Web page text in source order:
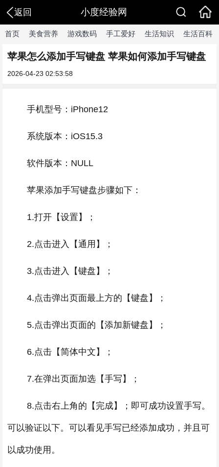
返回 小度经验网
首页 美食营养 游戏数码 手工爱好 生活知识 生活百科
苹果怎么添加手写键盘 苹果如何添加手写键盘
2026-04-23 02:53:58
手机型号：iPhone12
系统版本：iOS15.3
软件版本：NULL
苹果添加手写键盘步骤如下：
1.打开【设置】；
2.点击进入【通用】；
3.点击进入【键盘】；
4.点击弹出页面最上方的【键盘】；
5.点击弹出页面的【添加新键盘】；
6.点击【简体中文】；
7.在弹出页面加选【手写】；
8.点击右上角的【完成】；即可成功设置手写。
可以验证以下。可以看见手写已经添加成功，并且可
以成功使用。